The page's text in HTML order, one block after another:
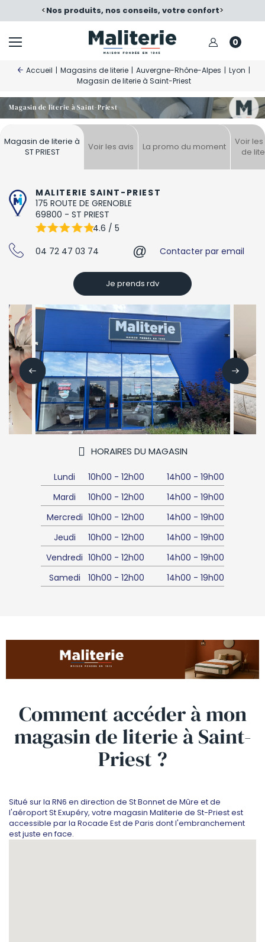
<Nos produits, nos conseils, votre confort>
0
Accueil | Magasins de literie | Auvergne-Rhône-Alpes | Lyon |
Magasin de literie à Saint-Priest
Magasin de literie à Saint-Priest
Magasin de literie à
ST PRIEST
Voir les avis La promo du moment
Voir
de
MALITERIE SAINT-PRIEST
175 ROUTE DE GRENOBLE
69800 - ST PRIEST
4.6 / 5
04 72 47 03 74
@ Contacter par email
Je prends rdv
HORAIRES DU MAGASIN
Lundi 10h00 - 12h00 14h00 - 19h00
Mardi
10h00 - 12h00 14h00 - 19h00
Mercredi 10h00 - 12h00 14h00 - 19h00
Jeudi
10h00 - 12h00 14h00 - 19h00
Vendredi 10h00 - 12h00 14h00 - 19h00
Samedi
10h00 - 12h00 14h00 - 19h00
Comment accéder à mon
magasin de literie à Saint-
Priest ?
Situé sur la RN6 en direction de St Bonnet de Mûre et de
l'aéroport St Exupéry, votre magasin Maliterie de St-Priest est
accessible par la Rocade Est de Paris dont l'embranchement
est juste en face.